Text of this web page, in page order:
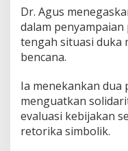
m
u
n
i
s
i
P
o
l
Dr. Agus
dalam
tengah situasi duka
bencana.
Ia menekankan dua
menguatkan
evaluasi kebijakan
retorika simbolik.